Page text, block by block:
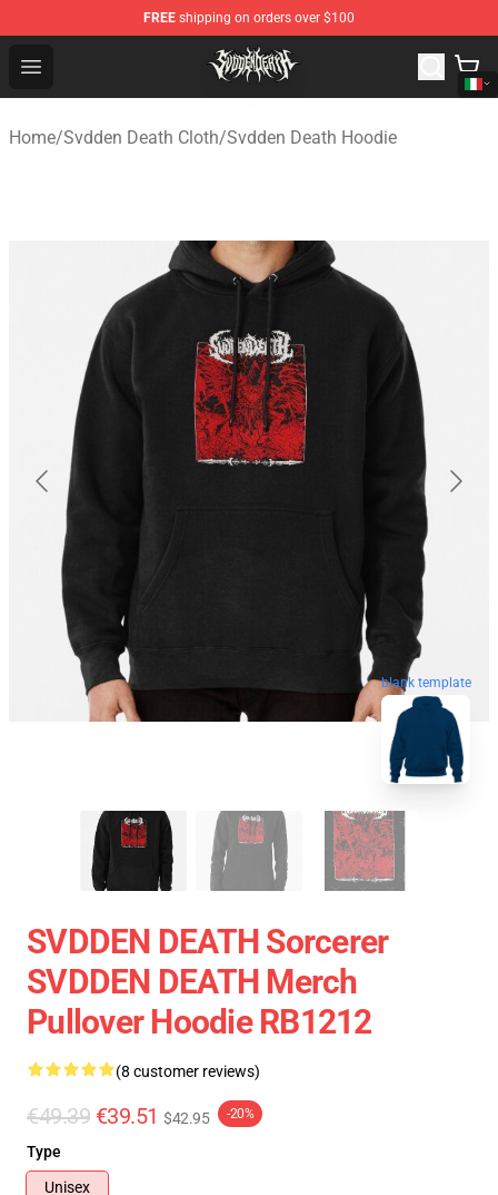
FREE shipping on orders over $100
Open menu
Svdden Death Shop - Official Svdden Death
Home/Svdden Death Cloth/Svdden Death Hoodie
blank template
SVDDEN DEATH Sorcerer
SVDDEN DEATH Merch
Pullover Hoodie RB1212
(8 customer reviews)
€49.39 €39.51 $42.95 -20%
Type
Unisex